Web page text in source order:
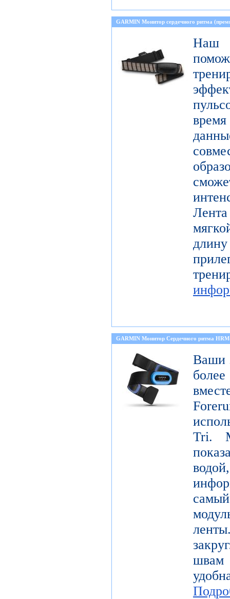
GARMIN Монитор сердечного ритма
Наш
GARMIN Монитор Сердечного ритма
Ваши
Tri.
швам